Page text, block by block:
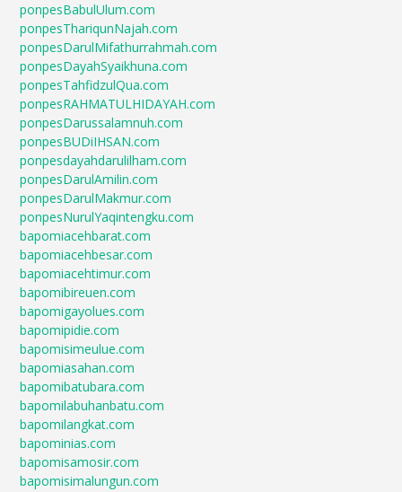
ponpesBabulUlum.com
ponpesThariqunNajah.com
ponpesDarulMifathurrahmah.com
ponpesDayahSyaikhuna.com
ponpesTahfidzulQua.com
ponpesRAHMATULHIDAYAH.com
ponpesDarussalamnuh.com
ponpesBUDiIHSAN.com
ponpesdayahdarulilham.com
ponpesDarulAmilin.com
ponpesDarulMakmur.com
ponpesNurulYaqintengku.com
bapomiacehbarat.com
bapomiacehbesar.com
bapomiacehtimur.com
bapomibireuen.com
bapomigayolues.com
bapomipidie.com
bapomisimeulue.com
bapomiasahan.com
bapomibatubara.com
bapomilabuhanbatu.com
bapomilangkat.com
bapominias.com
bapomisamosir.com
bapomisimalungun.com